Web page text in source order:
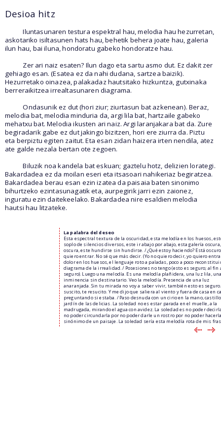
Desioa hitz
Iluntasunaren testura espektral hau, melodia hau hezurretan,
askotariko isiltasunen hats hau, behetik behera joate hau, galeria
ilun hau, bai iluna, hondoratu gabeko hondoratze hau.
Zer ari naiz esaten? Ilun dago eta sartu asmo dut. Ez dakit zer
gehiago esan. (Esatea ez da nahi dudana, sartzea baizik).
Hezurretako oinazea, palakadaz hautsitako hizkuntza, gutxinaka
berreraikitzea irrealtasunaren diagrama.
Ondasunik ez dut (hori ziur; ziurtasun bat azkenean). Beraz,
melodia bat, melodia minduria da, argi lila bat, hartzaile gabeko
mehatxu bat. Melodia ikusten ari naiz. Argi laranjakara bat da. Zure
begiradarik gabe ez dut jakingo bizitzen, hori ere ziurra da. Piztu
eta berpiztu egiten zaitut. Eta esan zidan haizera irten nendila, atez
ate galde nezala bertan ote zegoen.
Biluzik noa kandela bat eskuan; gaztelu hotz, delizien lorategi.
Bakardadea ez da moilan eseri eta itsasoari nahikeriaz begiratzea.
Bakardadea berau esan ezin izatea da paisaia baten sinonimo
bihurtzeko ezintasunagatik eta, aurpegirik jarri ezin zaionez,
inguratu ezin daitekeelako. Bakardadea nire esaldien melodia
hautsi hau litzateke.
La palabra del deseo
Esta espectral textura de la oscuridad, esta melodía en los huesos,
soplo de silencios diversos, este ir abajo por abajo, esta galería oscura,
oscura, este hundirse sin hundirse. / ¿Qué estoy haciendo? Está
quiero entrar. No sé que más decir. (Yo no quiero decir, yo quiero
dolor en los huesos, el lenguaje roto a paladas, poco a poco
diagrama de la irrealidad. / Posesiones no tengo (esto es seguro; al fin
seguro). Luego una melodía. Es una melodía plañidera, una luz lila,
inminencia sin destinatario. Veo la melodía. Presencia de una luz
anaranjada. Sin tu mirada no voy a saber vivir, también esto es
suscito, te resucito. Y me dijo que saliera al viento y fuera de casa en
preguntando si estaba. / Paso desnuda con un cirio en la mano,
jardín de las delicias. La soledad no es estar parada en el muelle, a la
madrugada, mirando el agua con avidez. La soledad es no poder
no poder circundarla por no poder darle un rostro por no poder
sinónimo de un paisaje. La soledad sería esta melodía rota de mis